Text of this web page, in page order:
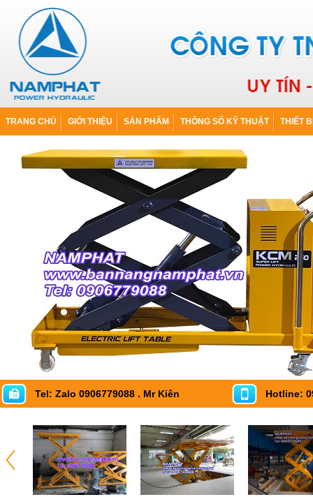
TRANG CHỦ GIỚI THIỆU SẢN PHẨM THÔNG SỐ KỸ THUẬT THIẾT
Tel: Zalo 0906779088 . Mr Kiên Hotline: